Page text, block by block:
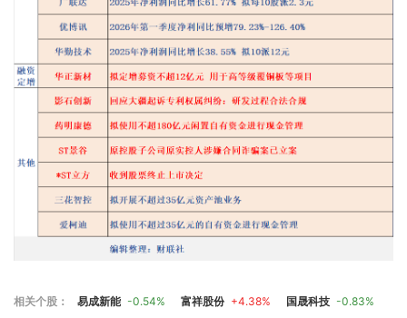
相关个股： 易成新能 -0.54% 富祥股份 +4.38% 国晟科技 -0.83%